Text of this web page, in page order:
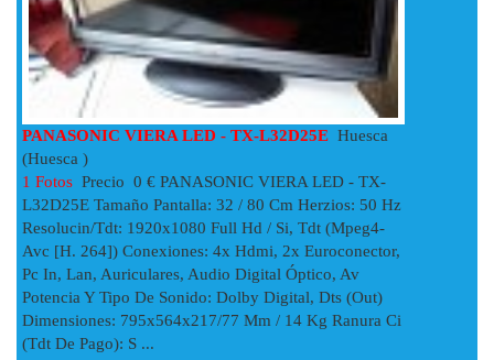
PANASONIC VIERA LED - TX-L32D25E Huesca
(Huesca )
1 Fotos Precio 0 € PANASONIC VIERA LED - TX-
L32D25E Tamaño Pantalla: 32 / 80 Cm Herzios: 50 Hz
Resolucin/tdt: 1920x1080 Full Hd / Si, Tdt (mpeg4-
Avc [h. 264]) Conexiones: 4x Hdmi, 2x Euroconector,
Pc In, Lan, Auriculares, Audio Digital Óptico, Av
Potencia Y Tipo De Sonido: Dolby Digital, Dts (out)
Dimensiones: 795x564x217/77 Mm / 14 Kg Ranura Ci
(tdt De Pago): S ...